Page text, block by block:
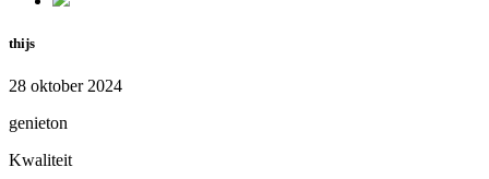
thijs
28 oktober 2024
genieton
Kwaliteit